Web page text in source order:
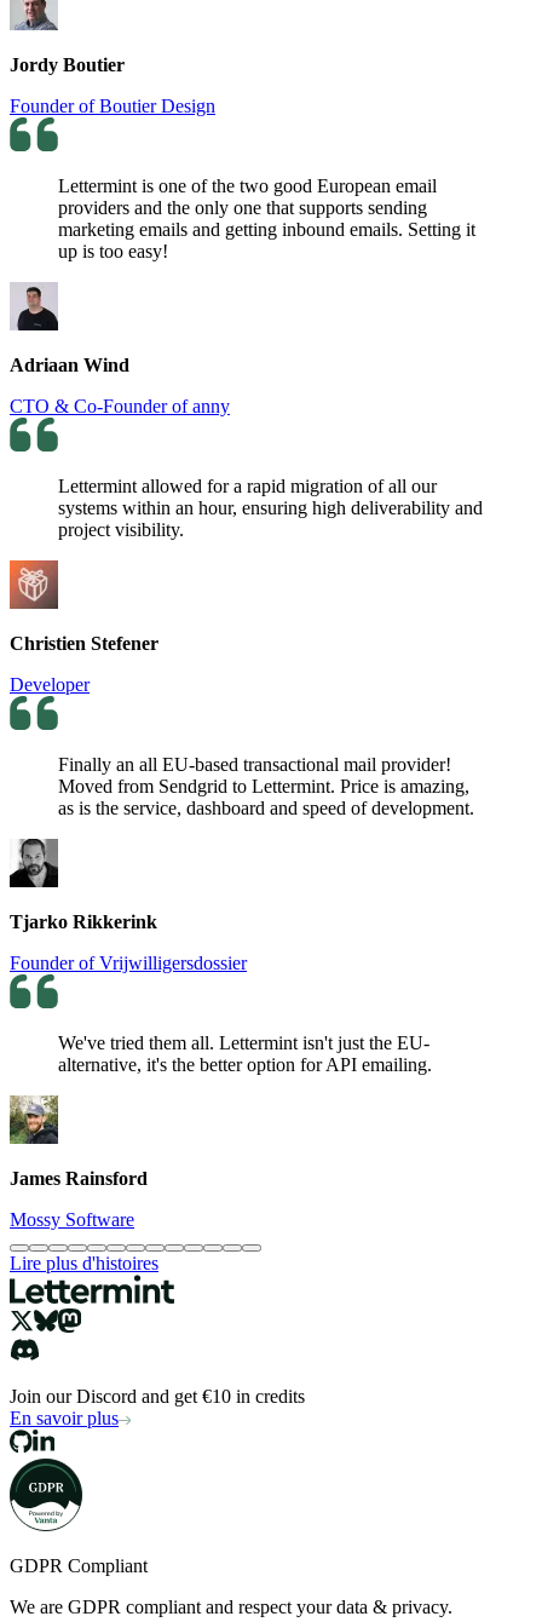
Jordy Boutier
Founder of Boutier Design
Lettermint is one of the two good European email
providers and the only one that supports sending
marketing emails and getting inbound emails. Setting it
up is too easy!
Adriaan Wind
CTO & Co-Founder of anny
Lettermint allowed for a rapid migration of all our
systems within an hour, ensuring high deliverability and
project visibility.
Christien Stefener
Developer
Finally an all EU-based transactional mail provider!
Moved from Sendgrid to Lettermint. Price is amazing,
as is the service, dashboard and speed of development.
Tjarko Rikkerink
Founder of Vrijwilligersdossier
We've tried them all. Lettermint isn't just the EU-
alternative, it's the better option for API emailing.
James Rainsford
Mossy Software
Lire plus d'histoires
Join our Discord and get €10 in credits
En savoir plus
GDPR Compliant
We are GDPR compliant and respect your data & privacy.